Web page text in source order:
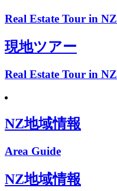
Real Estate Tour in NZ
現地ツアー
Real Estate Tour in NZ
NZ地域情報
Area Guide
NZ地域情報